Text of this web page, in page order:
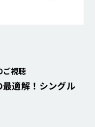
視聴
最適解！シングル